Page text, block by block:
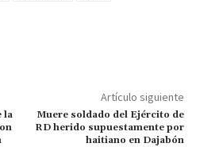
la
Artículo siguiente
Muere soldado del Ejército de
RD herido supuestamente por
haitiano en Dajabón